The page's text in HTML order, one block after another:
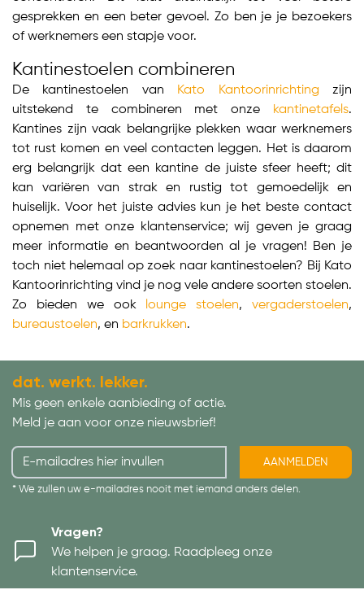
gesprekken en een beter gevoel. Zo ben je je bezoekers
of werknemers een stapje voor.
Kantinestoelen combineren
De kantinestoelen van Kato Kantoorinrichting zijn
uitstekend te combineren met onze kantinetafels.
Kantines zijn vaak belangrijke plekken waar werknemers
tot rust komen en veel contacten leggen. Het is daarom
erg belangrijk dat een kantine de juiste sfeer heeft; dit
kan variëren van strak en rustig tot gemoedelijk en
huiselijk. Voor het juiste advies kun je het beste contact
opnemen met onze klantenservice; wij geven je graag
meer informatie en beantwoorden al je vragen! Ben je
toch niet helemaal op zoek naar kantinestoelen? Bij Kato
Kantoorinrichting vind je nog vele andere soorten stoelen.
Zo bieden we ook lounge stoelen,vergaderstoelen,
bureaustoelen, en barkrukken.
dat. werkt. lekker.
Mis geen enkele aanbieding of actie.
Meld je aan voor onze nieuwsbrief!
AANMELDEN
* We zullen uw e-mailadres nooit met iemand anders delen.
Vragen?
We helpen je graag. Raadpleeg onze
klantenservice.